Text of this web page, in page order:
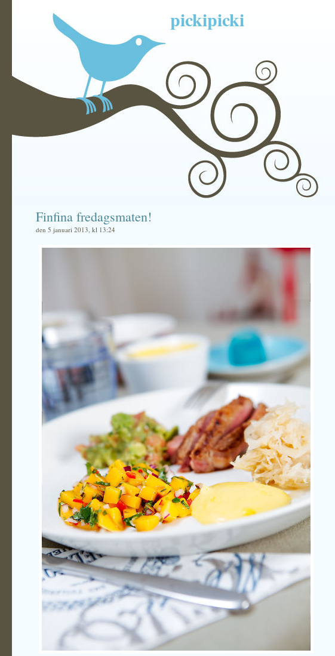
pickipicki
Finfina fredagsmaten!
den 5 januari 2013, kl 13:24